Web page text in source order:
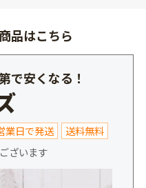
品はこちら
で安くなる！
業日で発送
送料無料
ざいます